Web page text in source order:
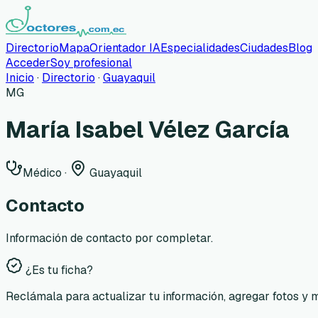
DirectorioMapaOrientador IAEspecialidadesCiudadesBlog
AccederSoy profesional
Inicio · Directorio ·Guayaquil
MG
María Isabel Vélez García
Médico · Guayaquil
Contacto
Información de contacto por completar.
¿Es tu ficha?
Reclámala para actualizar tu información, agregar fotos y